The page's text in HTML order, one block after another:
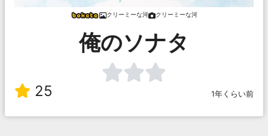
クリーミーな河 クリーミーな河
俺のソナタ
25 1年くらい前